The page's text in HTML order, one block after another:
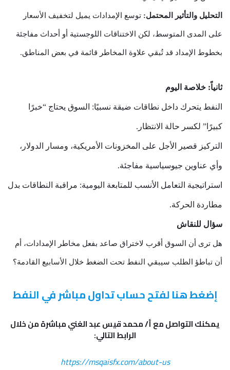
التحليل والتأثير المحتمل: توسع الإمدادات يميل لتخفيف الأسعار
على المدى المتوسط، لكن الاختناقات اللوجستية أو أحداث مفاجئة
بخطوط الإمداد قد تُبقي علاوة المخاطر قائمة في بعض المناطق.
ثانياً: خلاصة اليوم
النفط يتحرك داخل نطاقات ضيقة نسبيًا: السوق يحتاج “خبرًا
كبيرًا” لكسر حالة الانتظار.
التركيز قصير الأجل على المخزونات الأمريكية، ومسار الدولار،
وأي عناوين جيوسياسية مفاجئة.
استراتيجية التعامل الأنسب للمتابعة اليومية: مراقبة النطاقات بدل
مطاردة الحركة.
سؤال للنقاش
هل ترى أن السوق أقرب لاختراق صاعد بفعل مخاطر الإمدادات، أم
أن تباطؤ الطلب سيبقي النفط تحت الضغط خلال الأسابيع القادمة؟
إضغط هنا لفتح حساب تداول مباشر في النفط
يمكنك التواصل مع أ/ محمد قيس عبد الغني مباشرة من خلال
الرابط التالي:
https://msqaisfx.com/about-us